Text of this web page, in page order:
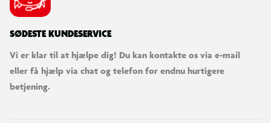
SØDESTE KUNDESERVICE
Vi er klar til at hjælpe dig! Du kan kontakte os via e-mail
eller få hjælp via chat og telefon for endnu hurtigere
betjening.